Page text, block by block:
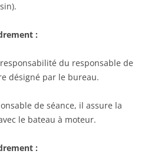
:
du responsable de
désigné par le bureau.
de séance, il assure la
le bateau à moteur.
: